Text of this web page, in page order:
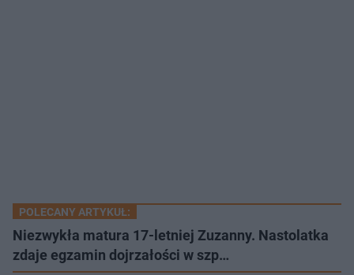
POLECANY ARTYKUŁ:
Niezwykła matura 17-letniej Zuzanny. Nastolatka
zdaje egzamin dojrzałości w szp…